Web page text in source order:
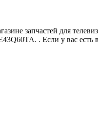
запчастей для
. Если у вас